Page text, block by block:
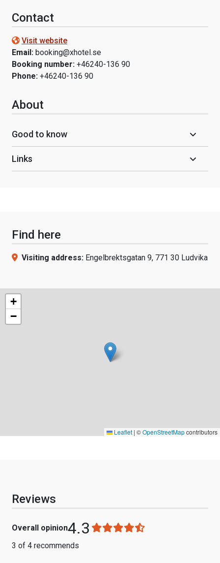
Contact
Visit website
Email: booking@xhotel.se
Booking number: +46240-136 90
Phone: +46240-136 90
About
Good to know
Links
Find here
Visiting address: Engelbrektsgatan 9, 771 30 Ludvika
+
−
Leaflet | ©OpenStreetMapcontributors
Reviews
Overall opinion4.3
3 of 4 recommends